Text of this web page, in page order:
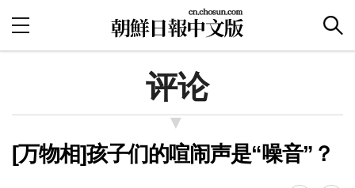
评论
[万物相]孩子们的喧闹声是“噪音”？